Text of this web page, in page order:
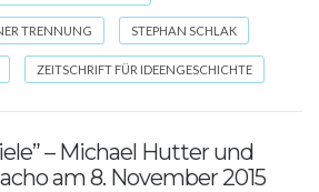
TRENNUNG STEPHAN SCHLAK
ZEITSCHRIFT FÜR IDEENGESCHICHTE
– Michael Hutter und
am 8. November 2015